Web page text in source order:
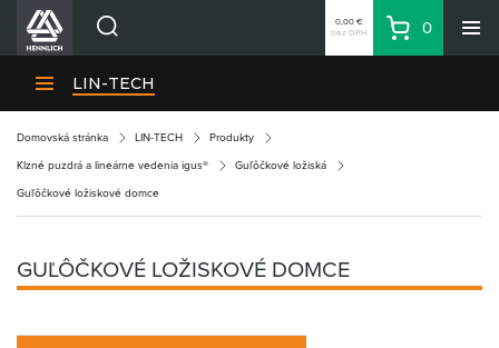
Divízie HENNLICH
Kariéra
Kontakty
Priemyselný park HENNLICH
Prihlásenie
0,00 €
bez DPH
Košík
0
LIN-TECH
Domovská stránka LIN-TECH Produkty
Klzné puzdrá a lineárne vedenia igus® Guľôčkové ložiská
Guľôčkové ložiskové domce
GUĽÔČKOVÉ LOŽISKOVÉ DOMCE